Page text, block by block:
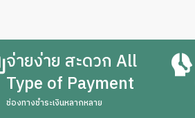
จ่ายง่าย สะดวก All
Type of Payment
ช่องทางชำระเงินหลากหลาย